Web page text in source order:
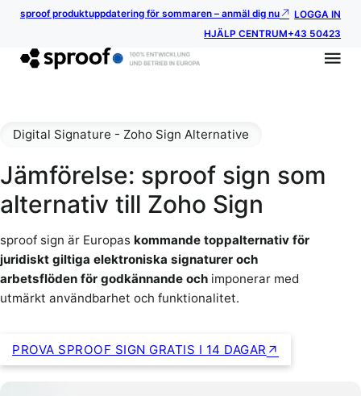
sproof produktuppdatering för sommaren – anmäl dig nu
LOGGA IN
HJÄLP CENTRUM+43 50423
Jämförelse: sproof sign som
alternativ till Zoho Sign
Digital Signature - Zoho Sign Alternative
sproof sign är Europas kommande toppalternativ för
juridiskt giltiga elektroniska signaturer och
arbetsflöden för godkännande och imponerar med
utmärkt användbarhet och funktionalitet.
PROVA SPROOF SIGN GRATIS I 14 DAGAR